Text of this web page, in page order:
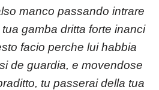
manco passando intrare
gamba dritta forte inanci
facio perche lui habbia
de guardia, e movendose
tu passerai della tua